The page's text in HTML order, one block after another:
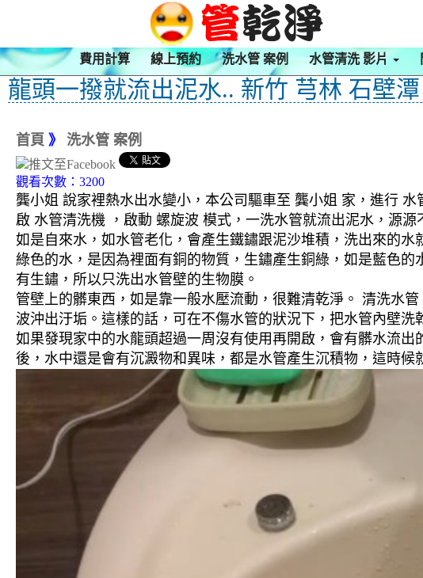
費用計算 線上預約 洗水管 案例 水管清洗 影片
龍頭一撥就流出泥水.. 新竹 芎林 石壁
首頁 》 洗水管 案例
觀看次數：3200
龔小姐 說家裡熱水出水變小，本公司驅車至 龔小姐 家，進行
啟 水管清洗機 ，啟動 螺旋波 模式，一洗水管就流出泥水，源
如是自來水，如水管老化，會產生鐵鏽跟泥沙堆積，洗出來的
綠色的水，是因為裡面有銅的物質，生鏽產生銅綠，如是藍色
有生鏽，所以只洗出水管壁的生物膜。
管壁上的髒東西，如是靠一般水壓流動，很難清乾淨。 清洗水
波沖出汙垢。這樣的話，可在不傷水管的狀況下，把水管內壁洗
如果發現家中的水龍頭超過一周沒有使用再開啟，會有髒水流
後，水中還是會有沉澱物和異味，都是水管產生沉積物，這時候